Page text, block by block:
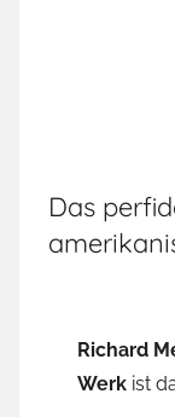
Das
Richard
Werk ist